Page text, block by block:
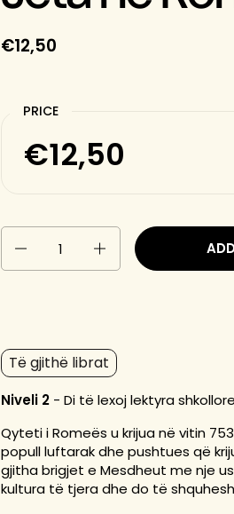
€12,50
PRICE
€12,50
Të gjithë librat
Niveli 2 - Di të lexoj lektyra
Qyteti i Romeës u krijua në vitin
popull luftarak dhe pushtues që
gjitha brigjet e Mesdheut me nje
kultura të tjera dhe do të